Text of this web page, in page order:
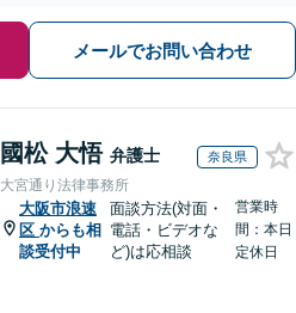
メールでお問い合わせ
國松 大悟 弁護士 奈良県
大宮通り法律事務所
大阪市浪速
区 からも相
談受付中
面談方法(対面・
電話・ビデオな
ど)は応相談
営業時
間：本日
定休日